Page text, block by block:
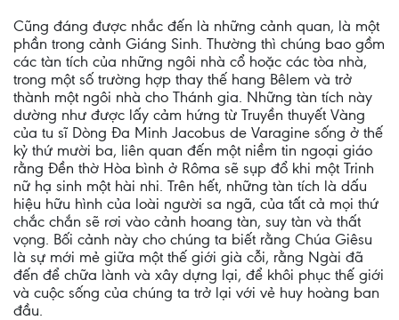
Cũng đáng được nhắc đến là những cảnh quan, là một
phần trong cảnh Giáng Sinh. Thường thì chúng bao gồm
các tàn tích của những ngôi nhà cổ hoặc các tòa nhà,
trong một số trường hợp thay thế hang Bêlem và trở
thành một ngôi nhà cho Thánh gia. Những tàn tích này
dường như được lấy cảm hứng từ Truyền thuyết Vàng
của tu sĩ Dòng Đa Minh Jacobus de Varagine sống ở thế
kỷ thứ mười ba, liên quan đến một niềm tin ngoại giáo
rằng Đền thờ Hòa bình ở Rôma sẽ sụp đổ khi một Trinh
nữ hạ sinh một hài nhi. Trên hết, những tàn tích là dấu
hiệu hữu hình của loài người sa ngã, của tất cả mọi thứ
chắc chắn sẽ rơi vào cảnh hoang tàn, suy tàn và thất
vọng. Bối cảnh này cho chúng ta biết rằng Chúa Giêsu
là sự mới mẻ giữa một thế giới già cỗi, rằng Ngài đã
đến để chữa lành và xây dựng lại, để khôi phục thế giới
và cuộc sống của chúng ta trở lại với vẻ huy hoàng ban
đầu.